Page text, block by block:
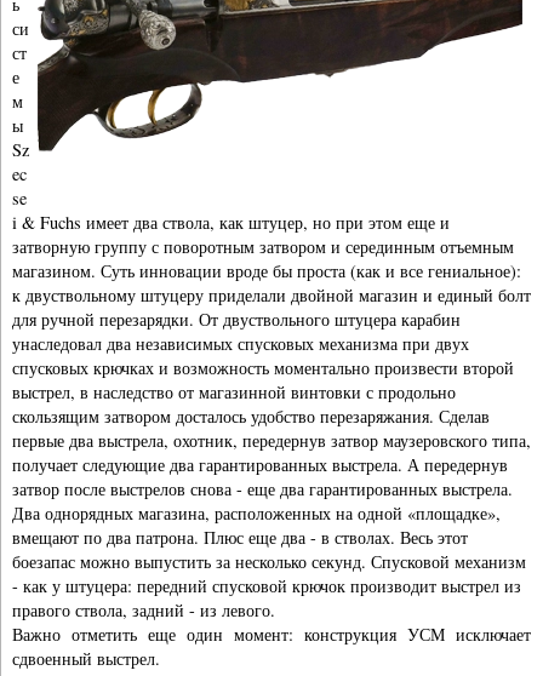
си
ст
е
м
ы
Sz
ec
se
i & Fuchs имеет два ствола, как штуцер, но при этом еще и
затворную группу с поворотным затвором и серединным отъемным
магазином. Суть инновации вроде бы проста (как и все гениальное):
к двуствольному штуцеру приделали двойной магазин и единый болт
для ручной перезарядки. От двуствольного штуцера карабин
унаследовал два независимых спусковых механизма при двух
спусковых крючках и возможность моментально произвести второй
выстрел, в наследство от магазинной винтовки с продольно
скользящим затвором досталось удобство перезаряжания. Сделав
первые два выстрела, охотник, передернув затвор маузеровского типа,
получает следующие два гарантированных выстрела. А передернув
затвор после выстрелов снова - еще два гарантированных выстрела.
Два однорядных магазина, расположенных на одной «площадке»,
вмещают по два патрона. Плюс еще два - в стволах. Весь этот
боезапас можно выпустить за несколько секунд. Спусковой механизм
- как у штуцера: передний спусковой крючок производит выстрел из
правого ствола, задний - из левого.
Важно отметить еще один момент: конструкция УСМ исключает
сдвоенный выстрел.